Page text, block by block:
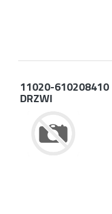
11020-610208410
DRZWI